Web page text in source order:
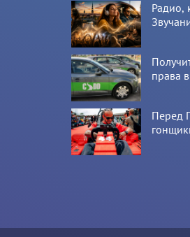
Радио,
права
Перед